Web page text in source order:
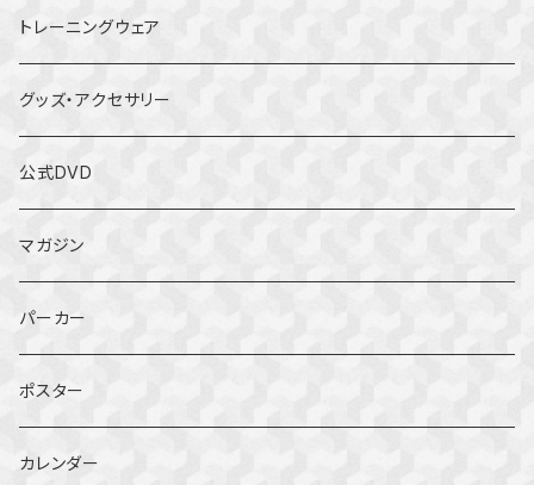
トレーニングウェア
グッズ・アクセサリー
公式DVD
マガジン
パーカー
ポスター
カレンダー